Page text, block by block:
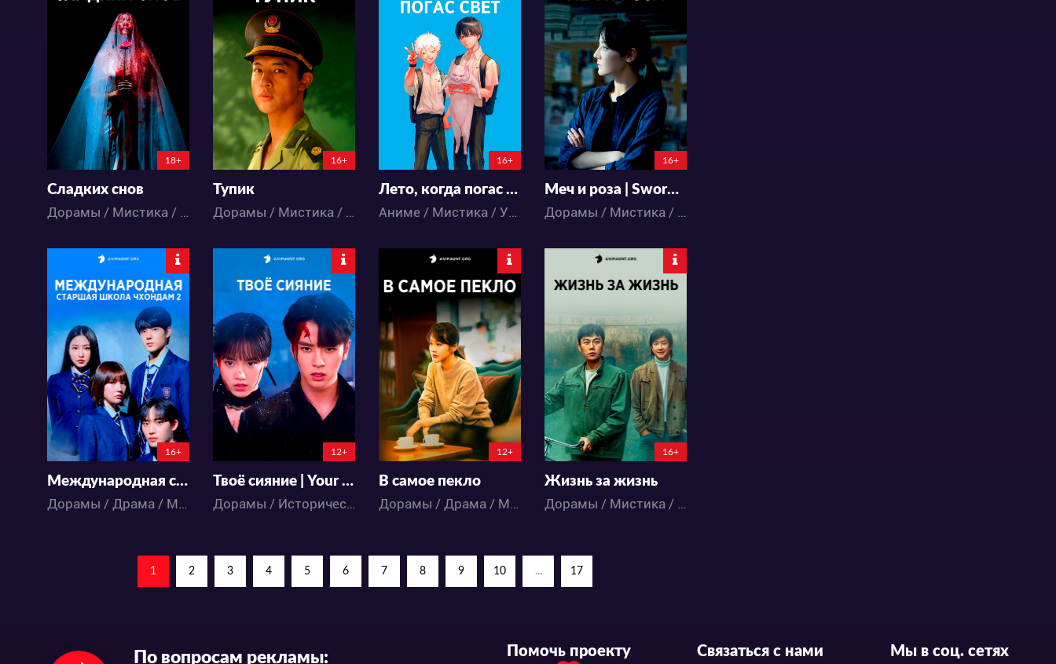
5032
16 12
18+
Сладких снов
Дорамы / Мистика / Триллер
5648
12 4
16+
Тупик
Дорамы / Мистика / Повседневность
27499
70 26
16+
Лето, когда погас свет
Аниме / Мистика / Ужасы
12537
26 11
16+
Меч и роза | Sword Rose
Дорамы / Мистика / Триллер
18105
36 22
16+
Международная старшая школа Чхондам 2 | Bitch x Rich Season 2
Дорамы / Драма / Мистика / Триллер
11921
17 10
12+
Твоё сияние | Your Sunshine
Дорамы / Исторический / Мистика / Романтика
8456
12 5
12+
В самое пекло
Дорамы / Драма / Мистика
6543
13 8
16+
Жизнь за жизнь
Дорамы / Мистика / Триллер
1 2 3 4 5 6 7 8 9 10 ... 17
По вопросам рекламы: Помочь проекту Связаться с нами Мы в соц. сетях